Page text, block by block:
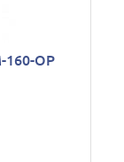
160-ОР